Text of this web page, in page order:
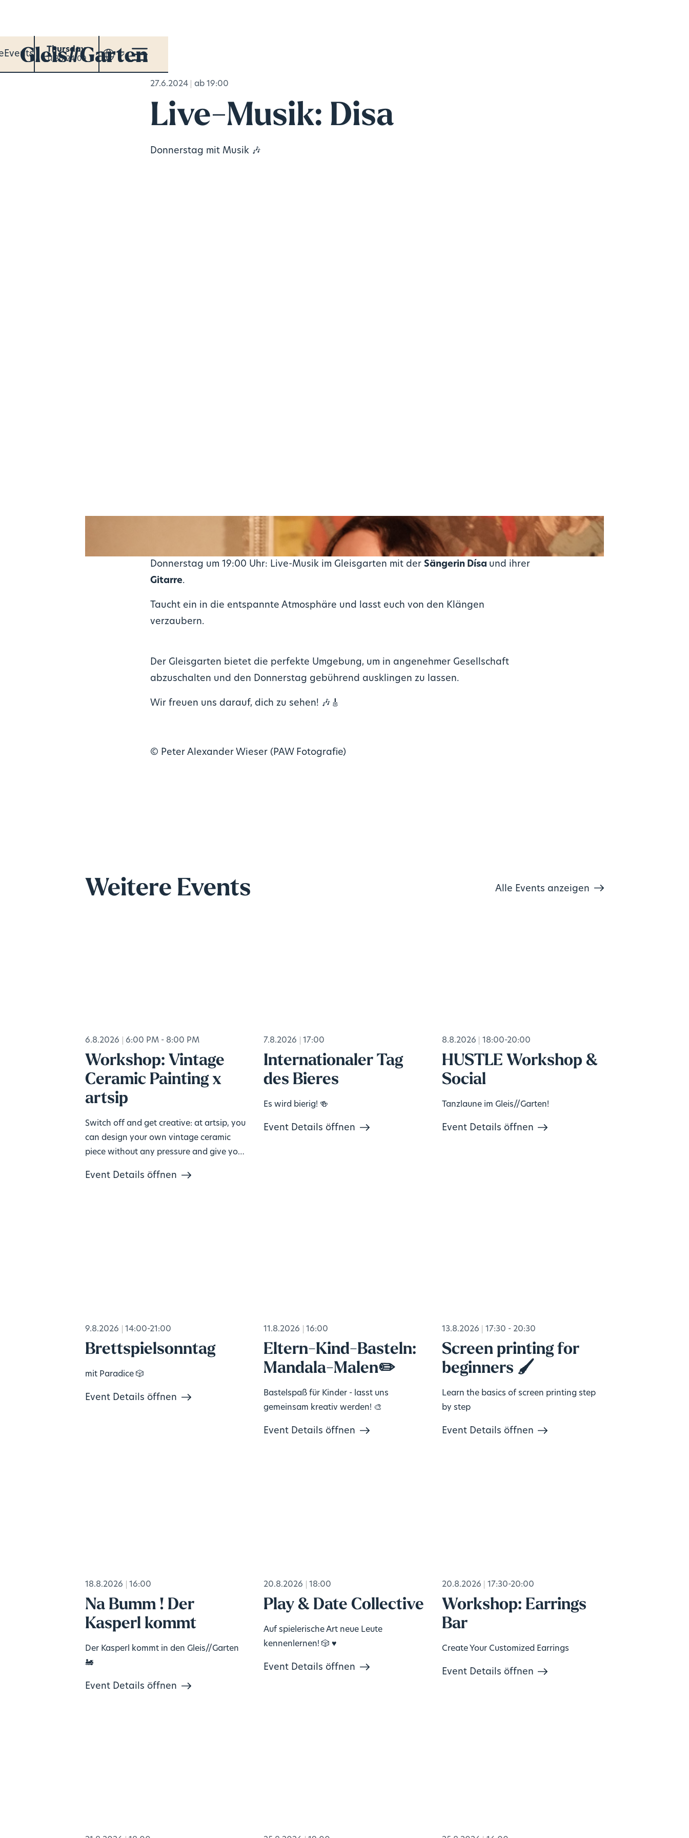
Events Thursday
11:30-24:00
27.6.2024 ab 19:00
Live-Musik: Disa
Donnerstag mit Musik 🎶
Donnerstag um 19:00 Uhr: Live-Musik im Gleisgarten mit der Sängerin Dísa und ihrer
Gitarre.
Taucht ein in die entspannte Atmosphäre und lasst euch von den Klängen
verzaubern.
Der Gleisgarten bietet die perfekte Umgebung, um in angenehmer Gesellschaft
abzuschalten und den Donnerstag gebührend ausklingen zu lassen.
Wir freuen uns darauf, dich zu sehen! 🎶 🎸
© Peter Alexander Wieser (PAW Fotografie)
Weitere Events Alle Events anzeigen
6.8.2026 6:00 PM - 8:00 PM
Workshop: Vintage
Ceramic Painting x
artsip
Switch off and get creative: at artsip, you
can design your own vintage ceramic
piece without any pressure and give your
needed, materials included. 🎨
Event Details öffnen
7.8.2026 17:00
Internationaler Tag
des Bieres
Es wird bierig! 🍻
Event Details öffnen
8.8.2026 18:00-20:00
HUSTLE Workshop &
Social
Tanzlaune im Gleis//Garten!
Event Details öffnen
9.8.2026 14:00-21:00
Brettspielsonntag
mit Paradice 🎲
Event Details öffnen
11.8.2026 16:00
Eltern-Kind-Basteln:
Mandala-Malen✏️
Bastelspaß für Kinder - lasst uns
gemeinsam kreativ werden! 🎨
Event Details öffnen
13.8.2026 17:30 - 20:30
Screen printing for
beginners 🖌️
Learn the basics of screen printing step
by step
Event Details öffnen
18.8.2026 16:00
Na Bumm ! Der
Kasperl kommt
Der Kasperl kommt in den Gleis//Garten
🚂
Event Details öffnen
20.8.2026 18:00
Play & Date Collective
Auf spielerische Art neue Leute
kennenlernen! 🎲 ♥️
Event Details öffnen
20.8.2026 17:30-20:00
Workshop: Earrings
Bar
Create Your Customized Earrings
Event Details öffnen